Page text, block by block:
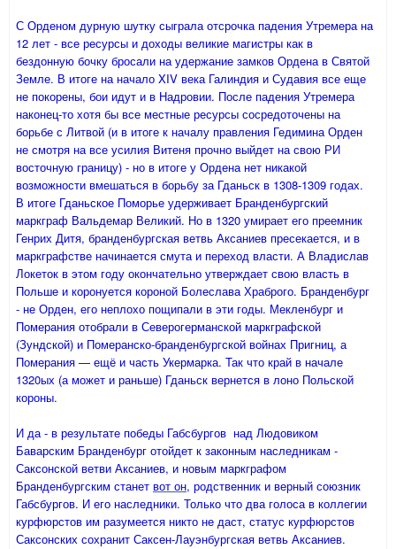
С Орденом дурную шутку сыграла отсрочка падения Утремера на
12 лет - все ресурсы и доходы великие магистры как в
бездонную бочку бросали на удержание замков Ордена в Святой
Земле. В итоге на начало XIV века Галиндия и Судавия все еще
не покорены, бои идут и в Надровии. После падения Утремера
наконец-то хотя бы все местные ресурсы сосредоточены на
борьбе с Литвой (и в итоге к началу правления Гедимина Орден
не смотря на все усилия Витеня прочно выйдет на свою РИ
восточную границу) - но в итоге у Ордена нет никакой
возможности вмешаться в борьбу за Гданьск в 1308-1309 годах.
В итоге Гданьское Поморье удерживает Бранденбургский
маркграф Вальдемар Великий. Но в 1320 умирает его преемник
Генрих Дитя, бранденбургская ветвь Аксаниев пресекается, и в
маркграфстве начинается смута и переход власти. А Владислав
Локеток в этом году окончательно утверждает свою власть в
Польше и коронуется короной Болеслава Храброго. Бранденбург
- не Орден, его неплохо пощипали в эти годы. Мекленбург и
Померания отобрали в Северогерманской маркграфской
(Зундской) и Померанско-бранденбургской войнах Пригниц, а
Померания — ещё и часть Укермарка. Так что край в начале
1320ых (а может и раньше) Гданьск вернется в лоно Польской
короны.
И да - в результате победы Габсбургов над Людовиком
Баварским Бранденбург отойдет к законным наследникам -
Саксонской ветви Аксаниев, и новым маркграфом
Бранденбургским станет вот он, родственник и верный союзник
Габсбургов. И его наследники. Только что два голоса в коллегии
курфюрстов им разумеется никто не даст, статус курфюрстов
Саксонских сохранит Саксен-Лауэнбургская ветвь Аксаниев.